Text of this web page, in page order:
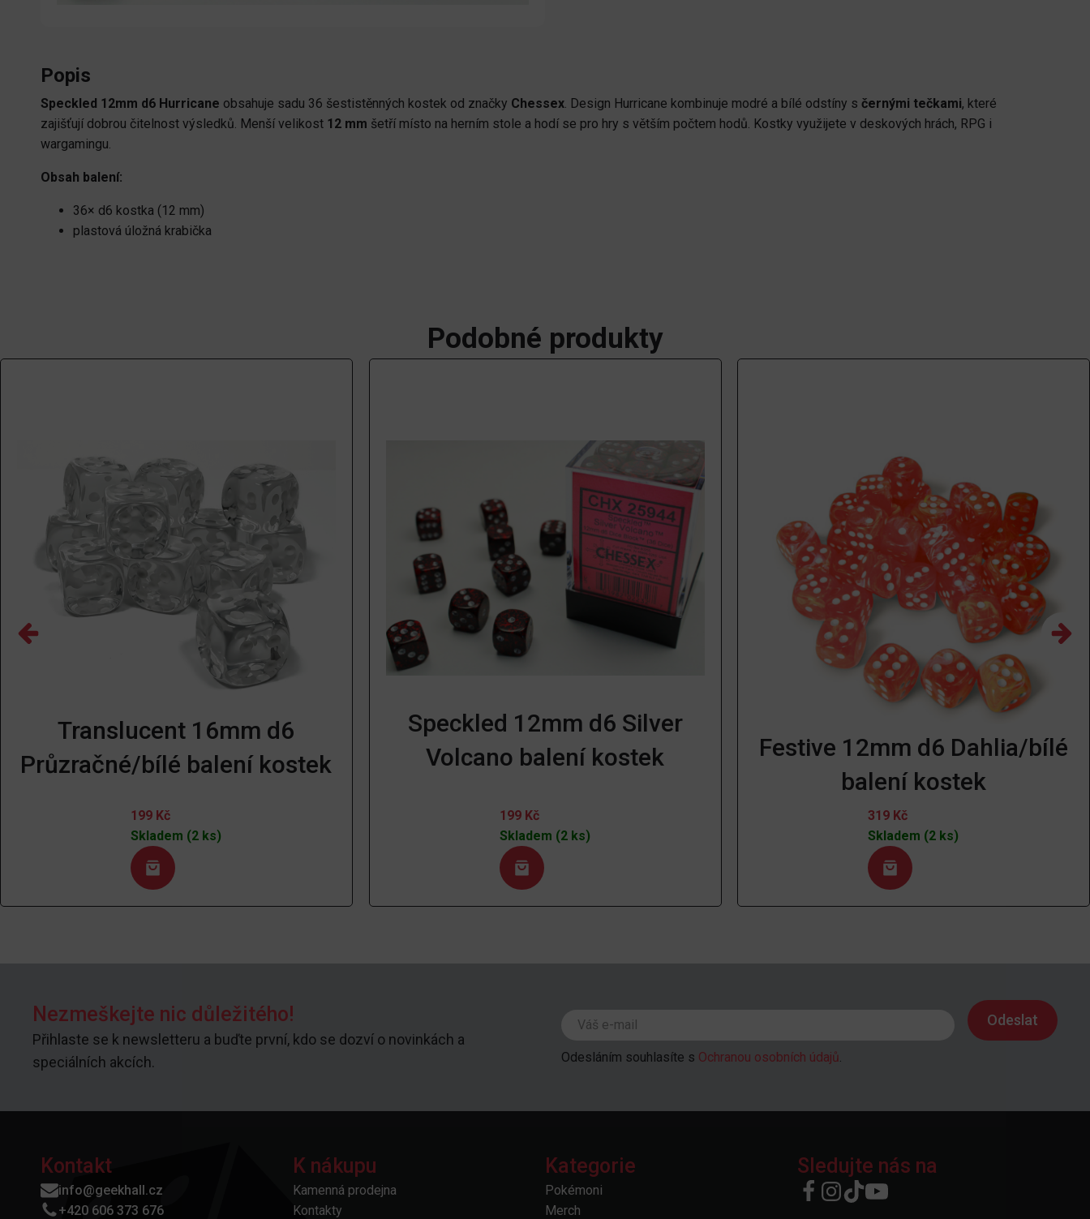
Popis
Speckled 12mm d6 Hurricane obsahuje sadu 36 šestistěnných kostek od značky Chessex . Design Hurricane kombinuje modré a bílé odstíny s černými tečkami, které
zajišťují dobrou čitelnost výsledků. Menší velikost 12 mm šetří místo na herním stole a hodí se pro hry s větším počtem hodů. Kostky využijete v deskových hrách, RPG i
wargamingu.
Obsah balení:
36× d6 kostka (12 mm)
plastová úložná krabička
Podobné produkty
Translucent 16mm d6
Průzračné/bílé balení kostek
199 Kč
Skladem (2 ks)
Speckled 12mm d6 Silver
Volcano balení kostek
199 Kč
Skladem (2 ks)
Festive 12mm d6 Dahlia/bílé
balení kostek
319 Kč
Skladem (2 ks)
Nezmeškejte nic důležitého!
Přihlaste se k newsletteru a buďte první, kdo se dozví o novinkách a
speciálních akcích.
Odesláním souhlasíte s Ochranou osobních údajů
Kontakt
info@geekhall.cz
+420 606 373 676
K nákupu
Kamenná prodejna
Kontakty
Kategorie
Pokémoni
Merch
Sledujte nás na